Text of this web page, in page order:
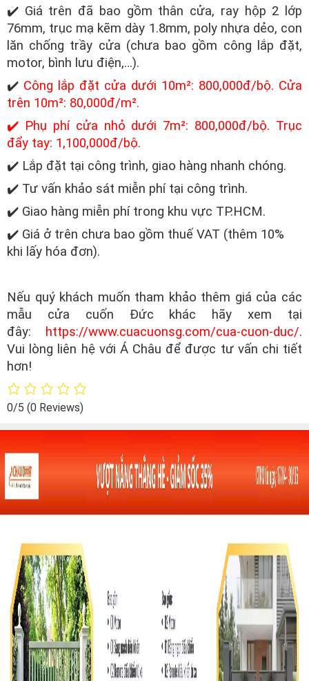
✔️ Giá trên đã bao gồm thân cửa, ray hộp 2 lớp
76mm, trục mạ kẽm dày 1.8mm, poly nhựa dẻo, con
lăn chống trầy cửa (chưa bao gồm công lắp đặt,
motor, bình lưu điện,…).
✔️ Công lắp đặt cửa dưới 10m²: 800,000đ/bộ. Cửa
trên 10m²: 80,000đ/m².
✔️ Phụ phí cửa nhỏ dưới 7m²: 800,000đ/bộ. Trục
đẩy tay: 1,100,000đ/bộ.
✔️ Lắp đặt tại công trình, giao hàng nhanh chóng.
✔️ Tư vấn khảo sát miễn phí tại công trình.
✔️ Giao hàng miễn phí trong khu vực TP.HCM.
✔️ Giá ở trên chưa bao gồm thuế VAT (thêm 10%
khi lấy hóa đơn).
Nếu quý khách muốn tham khảo thêm giá của các
mẫu cửa cuốn Đức khác hãy xem tại
đây: https://www.cuacuonsg.com/cua-cuon-duc/.
Vui lòng liên hệ với Á Châu để được tư vấn chi tiết
hơn!
0/5 (0 Reviews)